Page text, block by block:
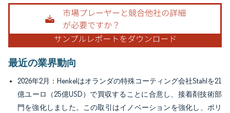
画像 © Mordor Intelligence。再利用にはCC BY 4.0の表示が必要です。
最近の業界動向
2026年2月：Henkelはオランダの特殊コーティング会社Stahlを21
億ユーロ（25億USD）で買収することに合意し、接着剤技術部
門を強化しました。この取引はイノベーションを強化し、ポリ